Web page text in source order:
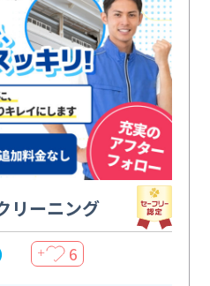
リーニング
＋ 6